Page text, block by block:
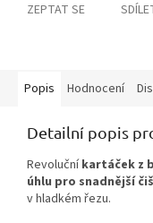
ZEPTAT SE
Popis Hodnocení
Detailní popis
Revolučníkartáček z
úhlu pro snadnější
v hladkém řezu.